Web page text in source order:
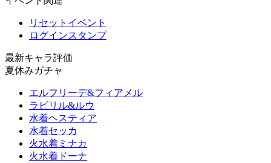
リセットイベント
ログインスタンプ
最新キャラ評価
夏休みガチャ
エルフリーデ&フィアメル
ラビリル&ルウ
水着ヘスティア
水着セッカ
火水着ミナカ
火水着ドーナ